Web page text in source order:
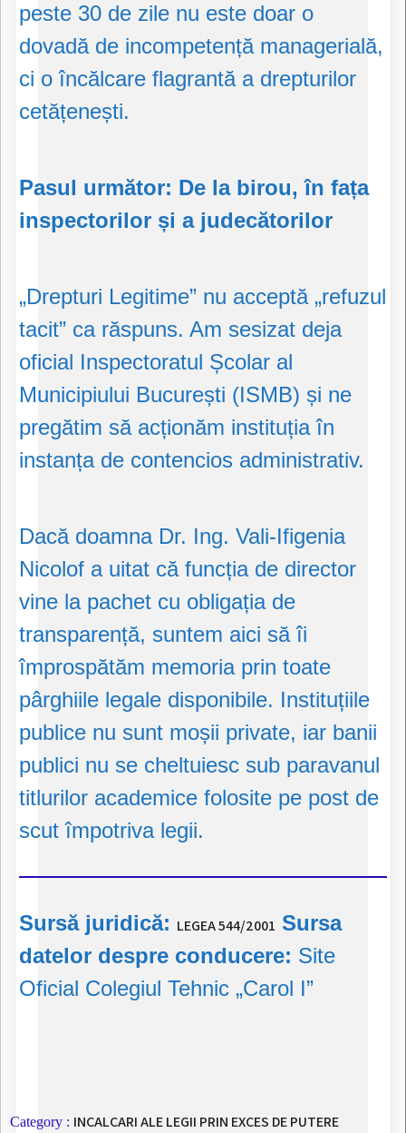
peste 30 de zile nu este doar o
dovadă de incompetență managerială,
ci o încălcare flagrantă a drepturilor
cetățenești.
Pasul următor: De la birou, în fața
inspectorilor și a judecătorilor
„Drepturi Legitime” nu acceptă „refuzul
tacit” ca răspuns. Am sesizat deja
oficial Inspectoratul Școlar al
Municipiului București (ISMB) și ne
pregătim să acționăm instituția în
instanța de contencios administrativ.
Dacă doamna Dr. Ing. Vali-Ifigenia
Nicolof a uitat că funcția de director
vine la pachet cu obligația de
transparență, suntem aici să îi
împrospătăm memoria prin toate
pârghiile legale disponibile. Instituțiile
publice nu sunt moșii private, iar banii
publici nu se cheltuiesc sub paravanul
titlurilor academice folosite pe post de
scut împotriva legii.
Sursă juridică: LEGEA 544/2001 Sursa
datelor despre conducere: Site
Oficial Colegiul Tehnic „Carol I”
Category : INCALCARI ALE LEGII PRIN EXCES DE PUTERE